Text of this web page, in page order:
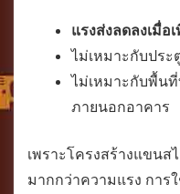
แรงส่งลดลงเมื่
ไม่เหมาะกับปร
ไม่เหมาะกับพื้น
ภายนอกอาคาร
เพราะโครงสร้างแขน
มากกว่าความแรง การ